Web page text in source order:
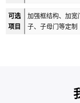
可选
项目
加强框结构、加宽
子、子母门等定制